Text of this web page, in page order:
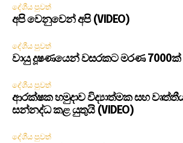
දේශීය පුවත්
අපි වෙනුවෙන් අපි (VIDEO)
දේශීය පුවත්
වායු දූෂණයෙන් වසරකට මරණ 7000ක්
දේශීය පුවත්
ආරක්ෂක හමුදාව විද්‍යාත්මක සහ
සන්නද්ධ කළ යුතුයි (VIDEO)
දේශීය පුවත්